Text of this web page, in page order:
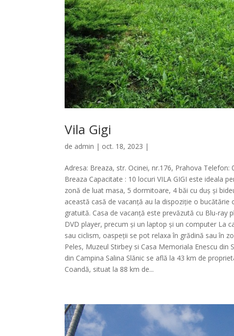
Vila Gigi
de admin | oct. 18, 2023 |
Adresa: Breaza, str. Ocinei, nr.176, Prahova
Breaza Capacitate : 10 locuri VILA GIGI este ideala
zonă de luat masa, 5 dormitoare, 4 băi cu duș și
această casă de vacanță au la dispoziție o
gratuită. Casa de vacanță este prevăzută cu Blu-ray
DVD player, precum și un laptop și un computer La
sau ciclism, oaspeții se pot relaxa în grădină sau în
Peles, Muzeul Stirbey si Casa Memoriala Enescu
din Campina Salina Slănic se află la 43 km de
Coandă, situat la 88 km de...